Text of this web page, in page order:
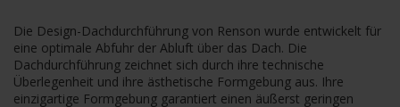
Die Design-Dachdurchführung von Renson wurde entwickelt für
eine optimale Abfuhr der Abluft über das Dach. Die
Dachdurchführung zeichnet sich durch ihre technische
Überlegenheit und ihre ästhetische Formgebung aus. Ihre
einzigartige Formgebung garantiert einen äußerst geringen